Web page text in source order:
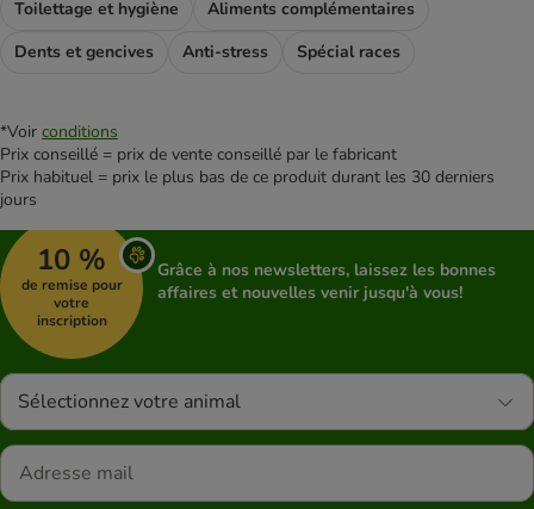
Toilettage et hygiène
Aliments complémentaires
Dents et gencives
Anti-stress Spécial races
*Voir conditions
Prix conseillé = prix de vente conseillé par le fabricant
Prix habituel = prix le plus bas de ce produit durant les 30 derniers
jours
10 %
de remise pour
votre
inscription
Grâce à nos newsletters, laissez les bonnes
affaires et nouvelles venir jusqu'à vous!
Sélectionnez votre animal